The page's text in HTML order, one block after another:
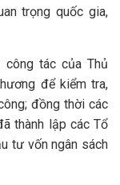
trọng quốc gia,
tác của Thủ
để kiểm tra,
đồng thời các
thành lập các Tổ
tư vốn ngân sách